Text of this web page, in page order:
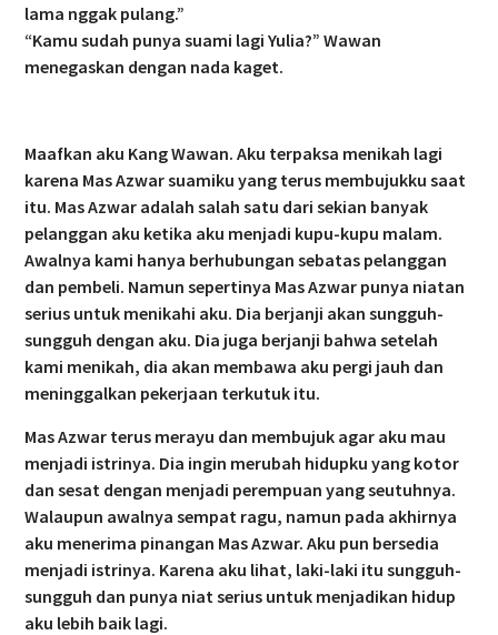
lama nggak pulang.”
“Kamu sudah punya suami lagi Yulia?” Wawan
menegaskan dengan nada kaget.
Maafkan aku Kang Wawan. Aku terpaksa menikah lagi
karena Mas Azwar suamiku yang terus membujukku saat
itu. Mas Azwar adalah salah satu dari sekian banyak
pelanggan aku ketika aku menjadi kupu-kupu malam.
Awalnya kami hanya berhubungan sebatas pelanggan
dan pembeli. Namun sepertinya Mas Azwar punya niatan
serius untuk menikahi aku. Dia berjanji akan sungguh-
sungguh dengan aku. Dia juga berjanji bahwa setelah
kami menikah, dia akan membawa aku pergi jauh dan
meninggalkan pekerjaan terkutuk itu.
Mas Azwar terus merayu dan membujuk agar aku mau
menjadi istrinya. Dia ingin merubah hidupku yang kotor
dan sesat dengan menjadi perempuan yang seutuhnya.
Walaupun awalnya sempat ragu, namun pada akhirnya
aku menerima pinangan Mas Azwar. Aku pun bersedia
menjadi istrinya. Karena aku lihat, laki-laki itu sungguh-
sungguh dan punya niat serius untuk menjadikan hidup
aku lebih baik lagi.